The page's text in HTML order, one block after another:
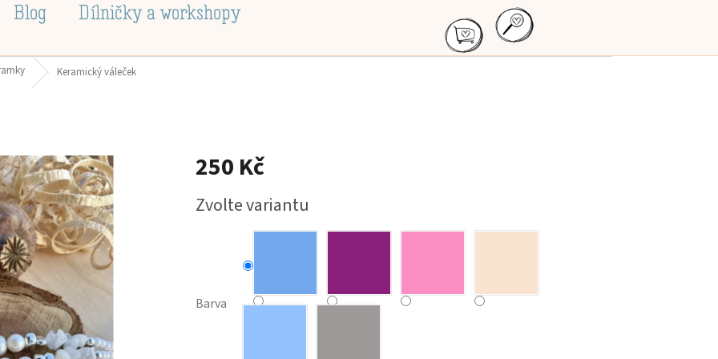
Blog Dílničky a workshopy
Keramický váleček
250 Kč
Měrná
cena:
Zvolte variantu
Barva